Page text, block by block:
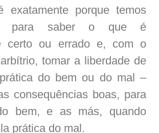
exatamente porque temos
para saber o que é
certo ou errado e, com o
tomar a liberdade de
do bem ou do mal –
consequências boas, para
bem, e as más, quando
prática do mal.